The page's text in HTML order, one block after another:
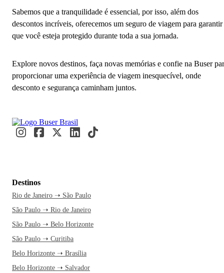
Sabemos que a tranquilidade é essencial, por isso, além dos
descontos incríveis, oferecemos um seguro de viagem para garantir
que você esteja protegido durante toda a sua jornada.
Explore novos destinos, faça novas memórias e confie na Buser
proporcionar uma experiência de viagem inesquecível, onde
desconto e segurança caminham juntos.
Destinos
Rio de Janeiro ➝ São Paulo
São Paulo ➝ Rio de Janeiro
São Paulo ➝ Belo Horizonte
São Paulo ➝ Curitiba
Belo Horizonte ➝ Brasília
Belo Horizonte ➝ Salvador